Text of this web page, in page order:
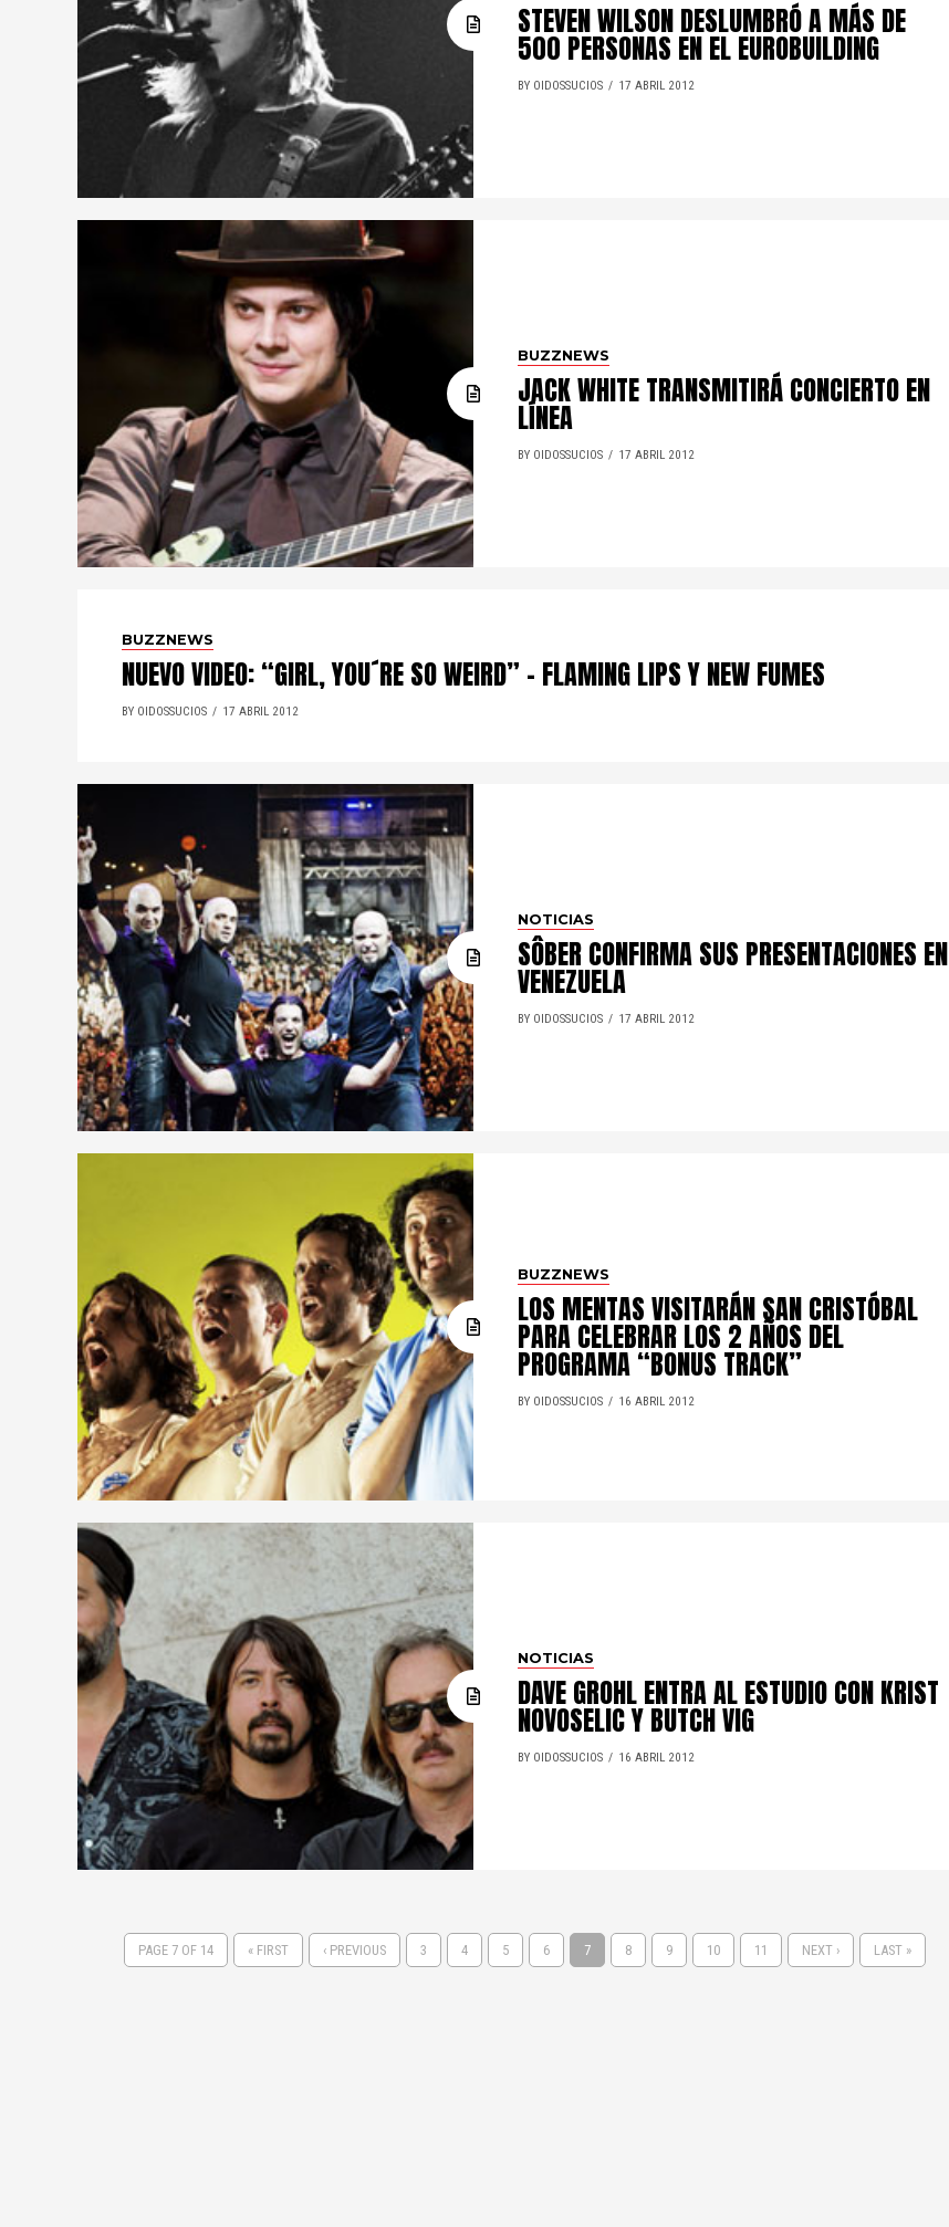
STEVEN WILSON DESLUMBRÓ A MÁS DE
500 PERSONAS EN EL EUROBUILDING
BY OIDOSSUCIOS 17 ABRIL 2012
BUZZNEWS
JACK WHITE TRANSMITIRÁ CONCIERTO EN
LÍNEA
BY OIDOSSUCIOS 17 ABRIL 2012
BUZZNEWS
NUEVO VIDEO: “GIRL, YOU´RE SO WEIRD” – FLAMING LIPS Y NEW FUMES
BY OIDOSSUCIOS 17 ABRIL 2012
NOTICIAS
SÔBER CONFIRMA SUS PRESENTACIONES EN
VENEZUELA
BY OIDOSSUCIOS 17 ABRIL 2012
BUZZNEWS
LOS MENTAS VISITARÁN SAN CRISTÓBAL
PARA CELEBRAR LOS 2 AÑOS DEL
PROGRAMA “BONUS TRACK”
BY OIDOSSUCIOS 16 ABRIL 2012
NOTICIAS
DAVE GROHL ENTRA AL ESTUDIO CON KRIST
NOVOSELIC Y BUTCH VIG
BY OIDOSSUCIOS 16 ABRIL 2012
PAGE 7 OF 14 « FIRST ‹ PREVIOUS 3 4 5 6 7 8 9 10 11 NEXT › LAST »